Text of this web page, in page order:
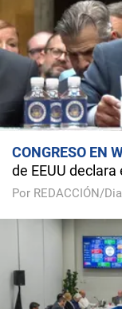
CONGRESO EN
de EEUU
Por REDACCIÓN/